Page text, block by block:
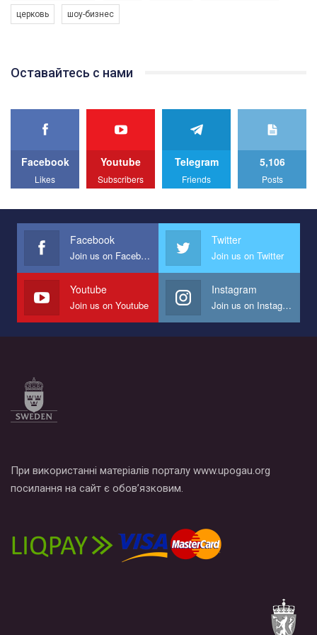
Якщо ти хочеш підтримати нас - просто натисни "лайк" під
best video, representing programme for the development of
We appeal to your support and ask to help us implement our plan
All you have to do is to press "Like" below the video.
Эмоционально сильный ролик от команды "Гей-альянс
представляющий программу развития организации.
Мы просим вас поддержать нас и помочь нам реализовать
наш план по борьбе с насилием и дискриминацией на почве
СОГИ в Украине.
Все, что вам нужно сделать - это зайти на наш канал YouTube
церковь шоу-бизнес
Оставайтесь с нами
Facebook
Likes
Youtube
Subscribers
Telegram
Friends
5,106
Posts
Facebook
Join us on Facebook
Twitter
Join us on Twitter
Youtube
Join us on Youtube
Instagram
Join us on Instagram
При використанні матеріалів порталу www.upogau.org
посилання на сайт є обов’язковим.